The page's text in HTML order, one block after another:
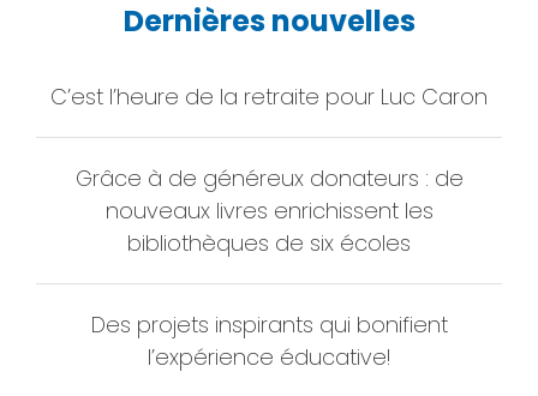
Dernières nouvelles
C’est l’heure de la retraite pour Luc Caron
Grâce à de généreux donateurs : de
nouveaux livres enrichissent les
bibliothèques de six écoles
Des projets inspirants qui bonifient
l’expérience éducative!